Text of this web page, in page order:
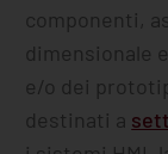
componenti,
dimensionale
e/o dei
destinati a